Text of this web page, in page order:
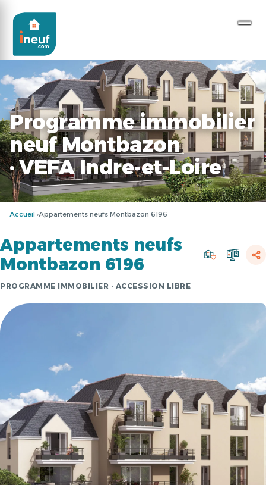
Programme immobilier
neuf Montbazon
· VEFA Indre-et-Loire
Accueil Appartements neufs Montbazon 6196
Appartements neufs
Montbazon 6196
PROGRAMME IMMOBILIER · ACCESSION LIBRE